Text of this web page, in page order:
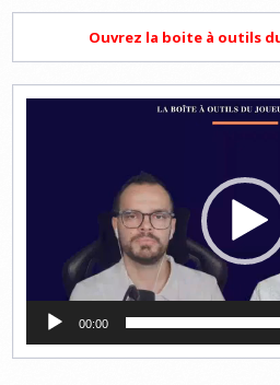
Ouvrez la boite à outils
00:00